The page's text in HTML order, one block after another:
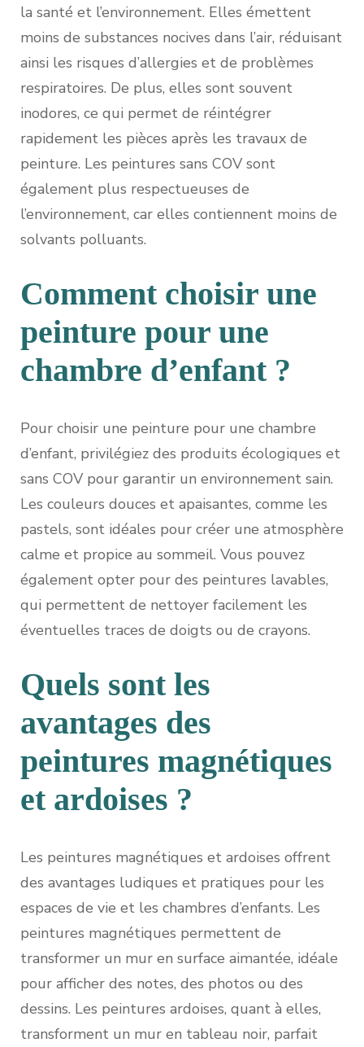
la santé et l’environnement. Elles émettent
moins de substances nocives dans l’air, réduisant
ainsi les risques d’allergies et de problèmes
respiratoires. De plus, elles sont souvent
inodores, ce qui permet de réintégrer
rapidement les pièces après les travaux de
peinture. Les peintures sans COV sont
également plus respectueuses de
l’environnement, car elles contiennent moins de
solvants polluants.
Comment choisir une
peinture pour une
chambre d’enfant ?
Pour choisir une peinture pour une chambre
d’enfant, privilégiez des produits écologiques et
sans COV pour garantir un environnement sain.
Les couleurs douces et apaisantes, comme les
pastels, sont idéales pour créer une atmosphère
calme et propice au sommeil. Vous pouvez
également opter pour des peintures lavables,
qui permettent de nettoyer facilement les
éventuelles traces de doigts ou de crayons.
Quels sont les
avantages des
peintures magnétiques
et ardoises ?
Les peintures magnétiques et ardoises offrent
des avantages ludiques et pratiques pour les
espaces de vie et les chambres d’enfants. Les
peintures magnétiques permettent de
transformer un mur en surface aimantée, idéale
pour afficher des notes, des photos ou des
dessins. Les peintures ardoises, quant à elles,
transforment un mur en tableau noir, parfait